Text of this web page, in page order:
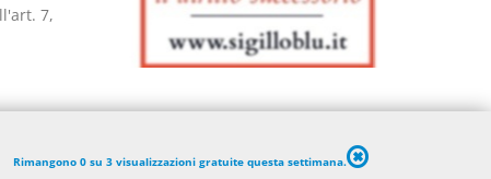
7,
Rimangono 0 su 3 visualizzazioni gratuite questa settimana.